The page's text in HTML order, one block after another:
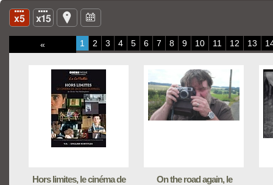
« 1 2 3 4 5 6 7 8 9 10 11 12 13
Hors limites, le cinéma de
On the road again, le